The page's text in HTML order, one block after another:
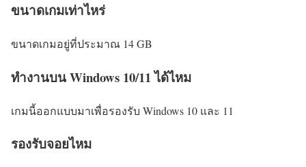
ขนาดเกมเท่าไหร่
ขนาดเกมอยู่ที่ประมาณ 14 GB
ทำงานบน Windows 10/11 ได้ไหม
เกมนี้ออกแบบมาเพื่อรองรับ Windows 10 และ 11
รองรับจอยไหม